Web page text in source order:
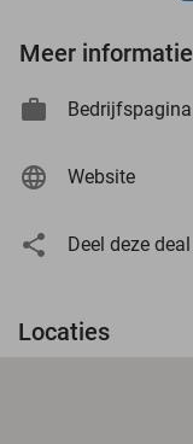
Meer informatie
Bedrijfspagina
Website
Deel deze deal
Locaties